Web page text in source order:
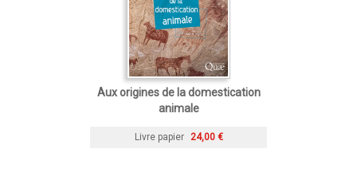
Aux origines de la domestication
animale
Livre papier 24,00 €